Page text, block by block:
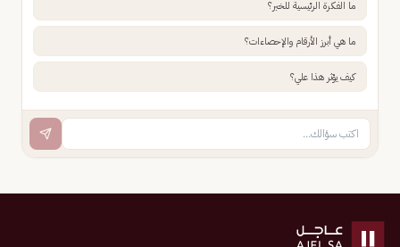
ما الفكرة الرئيسية للخبر؟
ما هي أبرز الأرقام والإحصاءات؟
كيف يؤثر هذا علي؟